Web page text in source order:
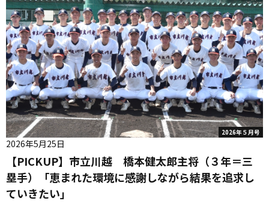
2026年５月号
【PICKUP】市立川越 橋本健太郎主将（３年＝三
塁手）「恵まれた環境に感謝しながら結果を追求し
ていきたい」
2026年5月25日